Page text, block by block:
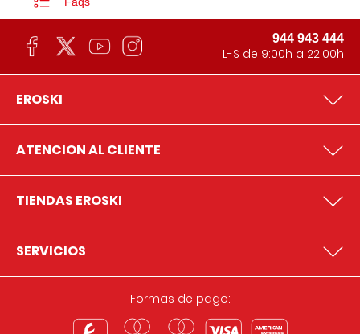
944 943 444
L-S de 9:00h a 22:00h
EROSKI
ATENCION AL CLIENTE
TIENDAS EROSKI
SERVICIOS
Formas de pago: